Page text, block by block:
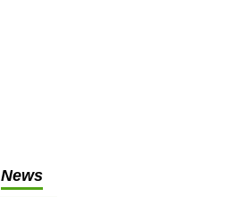
News